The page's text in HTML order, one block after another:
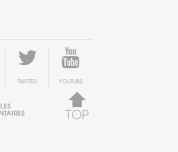
TWITTER YOUTUBE